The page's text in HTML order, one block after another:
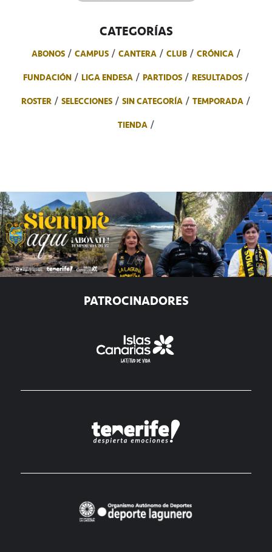
CATEGORÍAS
ABONOS CAMPUS CANTERA CLUB
CRÓNICA
FUNDACIÓN
LIGA ENDESA PARTIDOS
RESULTADOS
ROSTER
SELECCIONES SIN CATEGORÍA
TEMPORADA
TIENDA
PATROCINADORES